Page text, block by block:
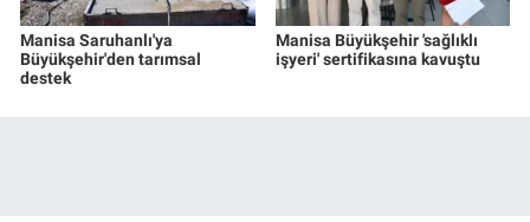
Manisa Saruhanlı'ya
Büyükşehir'den tarımsal
destek
Manisa Büyükşehir 'sağlıklı
işyeri' sertifikasına kavuştu